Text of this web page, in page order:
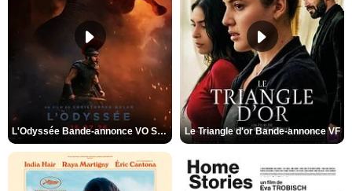
L'Odyssée Bande-annonce VO STFR Le Triangle d'or Bande-annonce VF